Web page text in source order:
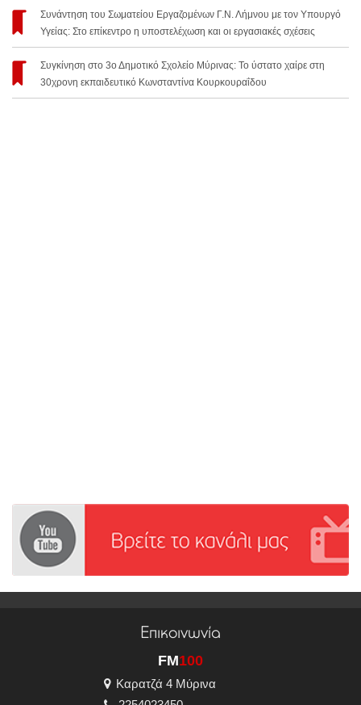
Συνάντηση του Σωματείου Εργαζομένων Γ.Ν. Λήμνου με τον Υπουργό
Υγείας: Στο επίκεντρο η υποστελέχωση και οι εργασιακές σχέσεις
Συγκίνηση στο 3ο Δημοτικό Σχολείο Μύρινας: Το ύστατο χαίρε στη
30χρονη εκπαιδευτικό Κωνσταντίνα Κουρκουραΐδου
Επικοινωνία
FM100
Καρατζά 4 Μύρινα